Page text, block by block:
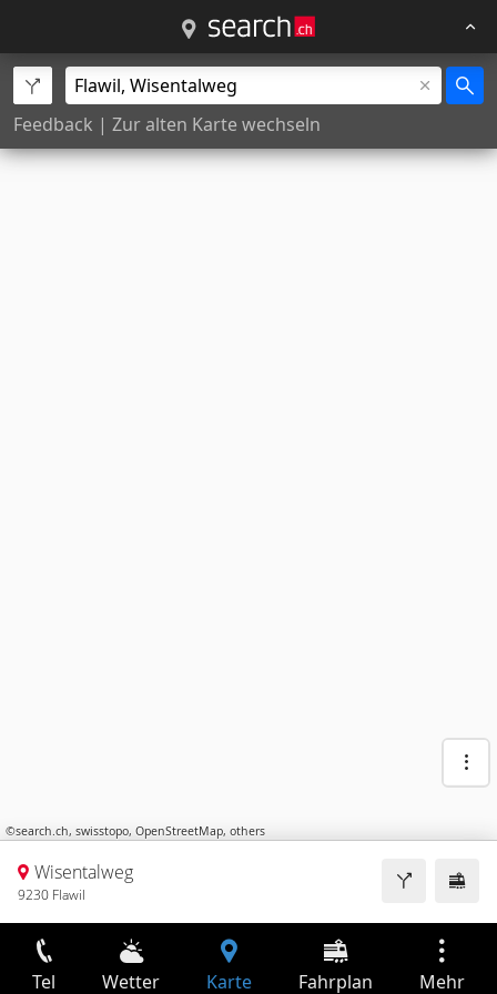
Feedback | Zur alten Karte wechseln
©search.ch, swisstopo, OpenStreetMap, others
Wisentalweg
9230 Flawil
Tel Wetter Karte Fahrplan Mehr